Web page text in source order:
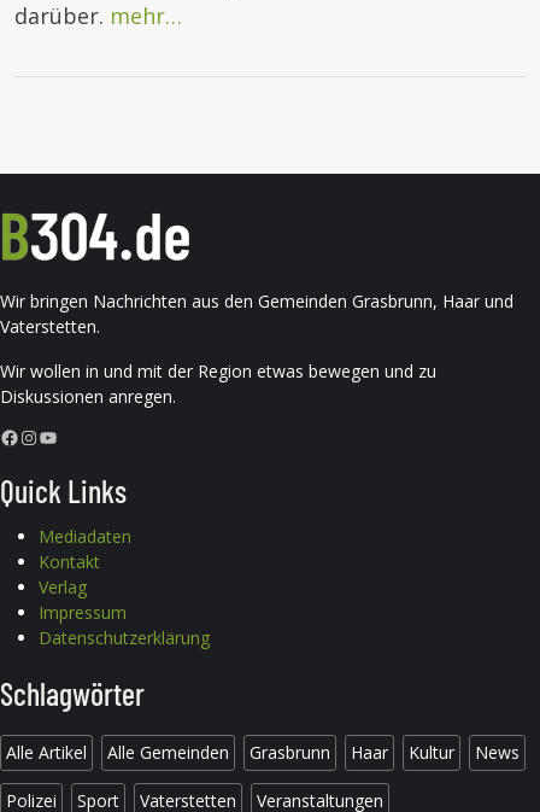
darüber. mehr…
Wir bringen Nachrichten aus den Gemeinden Grasbrunn, Haar und
Vaterstetten.
Wir wollen in und mit der Region etwas bewegen und zu
Diskussionen anregen.
Facebook InstagramYouTube
Quick Links
Mediadaten
Kontakt
Verlag
Impressum
Datenschutzerklärung
Schlagwörter
Alle Artikel Alle Gemeinden Grasbrunn Haar Kultur News
Polizei Sport Vaterstetten Veranstaltungen